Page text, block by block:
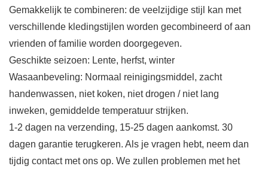
Gemakkelijk te combineren: de veelzijdige stijl kan met
verschillende kledingstijlen worden gecombineerd of aan
vrienden of familie worden doorgegeven.
Geschikte seizoen: Lente, herfst, winter
Wasaanbeveling: Normaal reinigingsmiddel, zacht
handenwassen, niet koken, niet drogen / niet lang
inweken, gemiddelde temperatuur strijken.
1-2 dagen na verzending, 15-25 dagen aankomst. 30
dagen garantie terugkeren. Als je vragen hebt, neem dan
tijdig contact met ons op. We zullen problemen met het